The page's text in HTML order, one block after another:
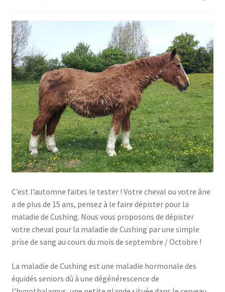
C’est l’automne faites le tester ! Votre cheval ou votre âne
a de plus de 15 ans, pensez à le faire dépister pour la
maladie de Cushing. Nous vous proposons de dépister
votre cheval pour la maladie de Cushing par une simple
prise de sang au cours du mois de septembre / Octobre !
La maladie de Cushing est une maladie hormonale des
équidés seniors dû à une dégénérescence de